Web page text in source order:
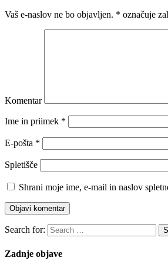
Vaš e-naslov ne bo objavljen. * označuje
Komentar
Ime in priimek *
E-pošta *
Spletišče
Shrani moje ime, e-mail in naslov
Search for:
Zadnje objave